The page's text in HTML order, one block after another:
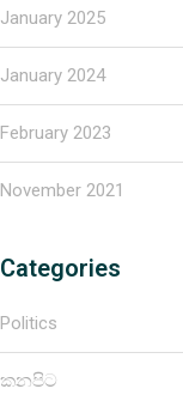
January 2025
January 2024
February 2023
November 2021
Categories
Politics
කනපිට